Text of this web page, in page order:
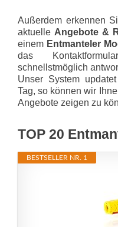
Außerdem erkennen
aktuelle Angebote &
einem Entmanteler
das
schnellstmöglich
Unser System
Tag, so können wir
Angebote zeigen zu
TOP 20
BESTSELLER NR. 1